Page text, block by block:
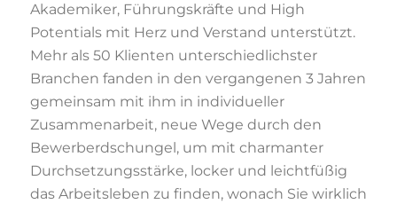
Akademiker, Führungskräfte und High
Potentials mit Herz und Verstand unterstützt.
Mehr als 50 Klienten unterschiedlichster
Branchen fanden in den vergangenen 3 Jahren
gemeinsam mit ihm in individueller
Zusammenarbeit, neue Wege durch den
Bewerberdschungel, um mit charmanter
Durchsetzungsstärke, locker und leichtfüßig
das Arbeitsleben zu finden, wonach Sie wirklich